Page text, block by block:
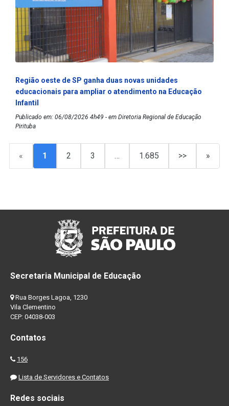
Região oeste de SP ganha duas novas unidades
educacionais para ampliar o atendimento na Educação
Infantil
Publicado em: 06/08/2026 4h49 - em Diretoria Regional de Educação
Pirituba
« 1 2 3 … 1.685 >> »
Secretaria Municipal de Educação
Rua Borges Lagoa, 1230
Vila Clementino
CEP: 04038-003
Contatos
156
Lista de Servidores e Contatos
Redes sociais